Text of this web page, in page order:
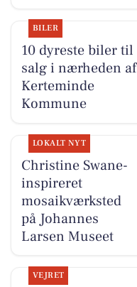
BILER
10 dyreste biler til
salg i nærheden af
Kerteminde
Kommune
LOKALT NYT
Christine Swane-
inspireret
mosaikværksted
på Johannes
Larsen Museet
VEJRET